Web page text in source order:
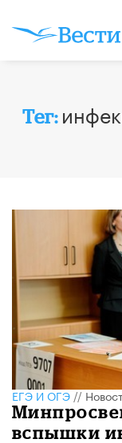
Тег:
ЕГЭ И ОГЭ//
вспышки